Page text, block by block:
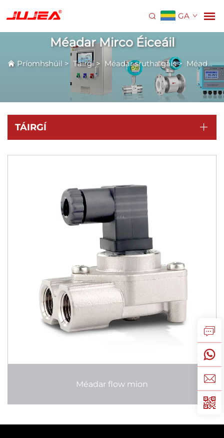
GA
Méadar Mirco Éiceáil
Príomhshúil > Táirgí > Méadar srutha gáis> Méadar Mirco Éiceáil
TÁIRGÍ
Méadar flow mion